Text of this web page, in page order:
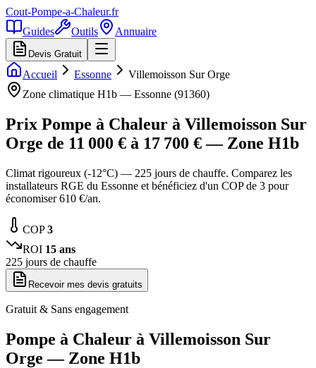
Cout-Pompe-a-Chaleur.fr
Guides
Outils Annuaire
Devis Gratuit
Accueil Essonne
Villemoisson Sur Orge
Zone climatique H1b — Essonne (91360)
Prix Pompe à Chaleur à Villemoisson Sur
Orge de 11 000 € à 17 700 € — Zone H1b
Climat rigoureux (-12°C) — 225 jours de chauffe. Comparez les
installateurs RGE du Essonne et bénéficiez d'un COP de 3 pour
économiser 610 €/an.
COP3
ROI 15 ans
225 jours de chauffe
Recevoir mes devis gratuits
Gratuit & Sans engagement
Pompe à Chaleur à Villemoisson Sur
Orge — Zone H1b